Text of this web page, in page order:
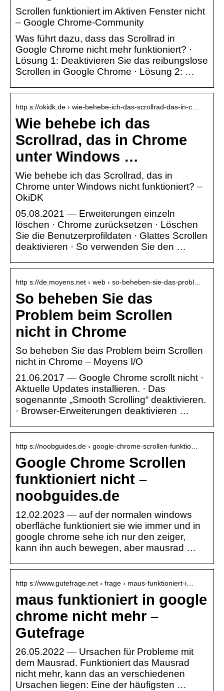
Scrollen funktioniert im Aktiven Fenster nicht
– Google Chrome-Community
Was führt dazu, dass das Scrollrad in
Google Chrome nicht mehr funktioniert? ·
Lösung 1: Deaktivieren Sie das reibungslose
Scrollen in Google Chrome · Lösung 2: …
http s://okidk.de › wie-behebe-ich-das-scrollrad-das-in-c…
Wie behebe ich das
Scrollrad, das in Chrome
unter Windows …
Wie behebe ich das Scrollrad, das in
Chrome unter Windows nicht funktioniert? –
OkiDK
05.08.2021 — Erweiterungen einzeln
löschen · Chrome zurücksetzen · Löschen
Sie die Benutzerprofildaten · Glattes Scrollen
deaktivieren · So verwenden Sie den …
http s://de.moyens.net › web › so-beheben-sie-das-probl…
So beheben Sie das
Problem beim Scrollen
nicht in Chrome
So beheben Sie das Problem beim Scrollen
nicht in Chrome – Moyens I/O
21.06.2017 — Google Chrome scrollt nicht ·
Aktuelle Updates installieren. · Das
sogenannte „Smooth Scrolling“ deaktivieren.
· Browser-Erweiterungen deaktivieren …
http s://noobguides.de › google-chrome-scrollen-funktio…
Google Chrome Scrollen
funktioniert nicht –
noobguides.de
12.02.2023 — auf der normalen windows
oberfläche funktioniert sie wie immer und in
google chrome sehe ich nur den zeiger,
kann ihn auch bewegen, aber mausrad …
http s://www.gutefrage.net › frage › maus-funktioniert-i…
maus funktioniert in google
chrome nicht mehr –
Gutefrage
26.05.2022 — Ursachen für Probleme mit
dem Mausrad. Funktioniert das Mausrad
nicht mehr, kann das an verschiedenen
Ursachen liegen: Eine der häufigsten …